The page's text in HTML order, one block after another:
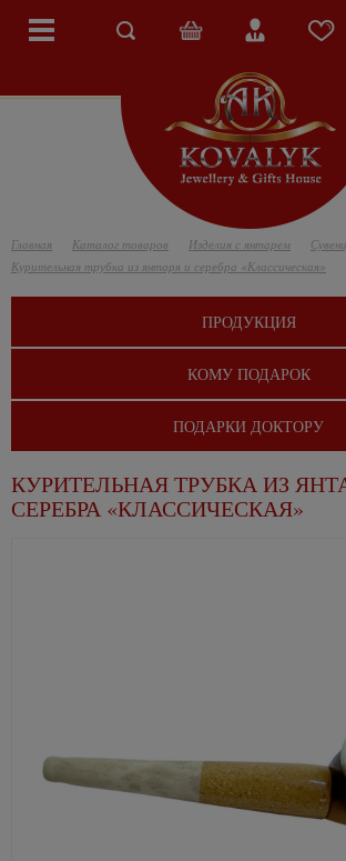
Главная Каталог товаров Изделия с янтарем
Курительная трубка из янтаря и серебра «Классическая»
ПРОДУКЦИЯ
КОМУ ПОДАРОК
ПОДАРКИ ДОКТОРУ
КУРИТЕЛЬНАЯ ТРУБКА ИЗ
СЕРЕБРА «КЛАССИЧЕСКАЯ»